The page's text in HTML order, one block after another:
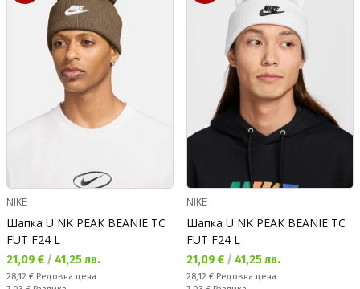
NIKE
Шапка U NK PEAK BEANIE TC
FUT F24 L
Текуща цена:
21,09 € / 41,25 лв.
Редовна цена:
28,12 € Редовна цена
NIKE
Шапка U NK PEAK BEANIE TC
FUT F24 L
Текуща цена:
21,09 € / 41,25 лв.
Редовна цена:
28,12 € Редовна цена